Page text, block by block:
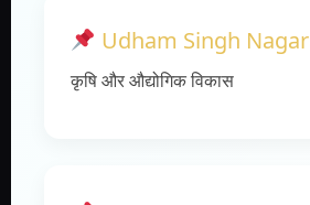
Udham Singh Nagar
कृषि और औद्योगिक विकास